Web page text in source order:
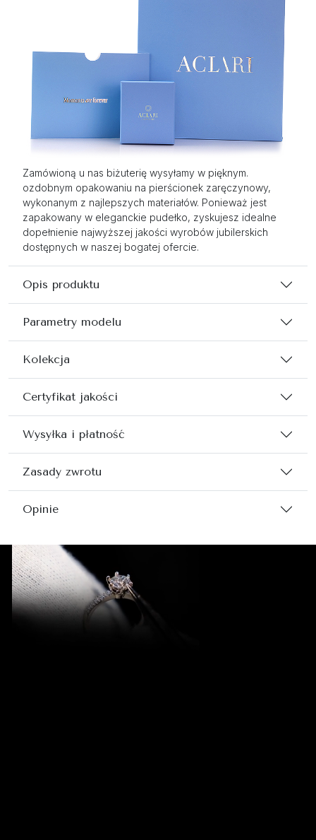
Zamówioną u nas biżuterię wysyłamy w pięknym.
ozdobnym opakowaniu na pierścionek zaręczynowy,
wykonanym z najlepszych materiałów. Ponieważ jest
zapakowany w eleganckie pudełko, zyskujesz idealne
dopełnienie najwyższej jakości wyrobów jubilerskich
dostępnych w naszej bogatej ofercie.
Opis produktu
Parametry modelu
Kolekcja
Certyfikat jakości
Wysyłka i płatność
Zasady zwrotu
Opinie